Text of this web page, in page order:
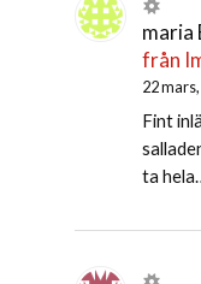
maria
från
22
Fint
ta